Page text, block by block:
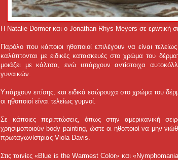
Η Natalie Dormer και ο Jonathan Rhys Meyers σε ερwτική
Παρόλο που κάποιοι ηθοποιοί επιλέγουν να είναι
καλύπτονται με ειδικές κατασκευές στο χρώμα του
μοιάζει με κάλτσα, ενώ υπάρχουν αντίστοιχα
γυναικών.
Υπάρχουν επίσης, και ειδικά εσώρουχα στο χρώμα του
οι ηθοποιοί είναι τελείως γυμνοί.
Σε κάποιες περιπτώσεις, όπως στην αμερικανική
χρησιμοποιούν body painting, ώστε οι ηθοποιοί να μην
πρωταγωνίστριας Viola Davis.
Στις ταινίες «Blue is the Warmest Color» και